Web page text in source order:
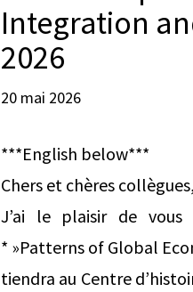
Integration
2026
20 mai 2026
***English below***
Chers et chères collègues,
J’ai le plaisir de vous
* »Patterns of Global
tiendra au Centre